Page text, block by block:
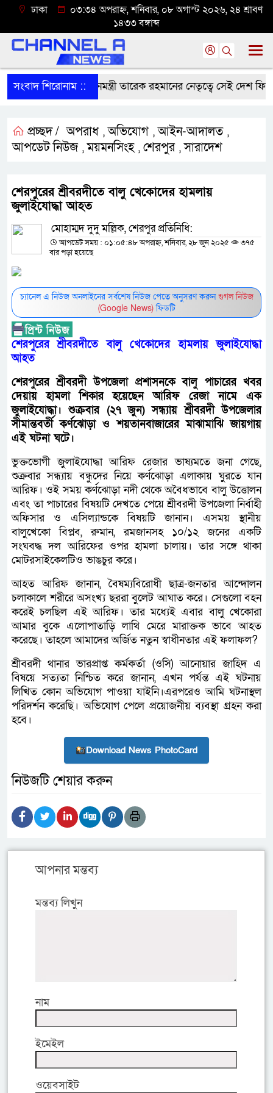
ঢাকা
০৩:৩৪ অপরাহ্ন, শনিবার, ০৮ অগাস্ট ২০২৬, ২৪ শ্রাবণ
১৪৩৩ বঙ্গাব্দ
সংবাদ শিরোনাম ::
নিখোঁজ প্রধানমন্ত্রী তারেক রহমানের নেতৃত্বে সেই দেশ ফিরে
প্রচ্ছদ / অপরাধ ,অভিযোগ ,আইন-আদালত ,
আপডেট নিউজ ,ময়মনসিংহ , শেরপুর ,সারাদেশ
শেরপুরের শ্রীবরদীতে বালু খেকোদের হামলায়
জুলাইযোদ্ধা আহত
মোহাম্মদ দুদু মল্লিক, শেরপুর প্রতিনিধি:
আপডেট সময় : ০১:০৫:৪৮ অপরাহ্ন, শনিবার, ২৮ জুন ২০২৫
৩৭৫
বার পড়া হয়েছে
চ্যানেল এ নিউজ অনলাইনের সর্বশেষ নিউজ পেতে অনুসরণ করুনগুগল নিউজ
(Google News)ফিডটি
শেরপুরের শ্রীবরদীতে বালু খেকোদের হামলায় জুলাইযোদ্ধা
আহত
শেরপুরের শ্রীবরদী উপজেলা প্রশাসনকে বালু পাচারের খবর
দেয়ায় হামলা শিকার হয়েছেন আরিফ রেজা নামে এক
জুলাইযোদ্ধা। শুক্রবার (২৭ জুন) সন্ধ্যায় শ্রীবরদী উপজেলার
সীমান্তবর্তী কর্ণঝোড়া ও শয়তানবাজারের মাঝামাঝি জায়গায়
এই ঘটনা ঘটে।
ভুক্তভোগী জুলাইযোদ্ধা আরিফ রেজার ভাষ্যমতে জনা গেছে,
শুক্রবার সন্ধ্যায় বন্ধুদের নিয়ে কর্ণঝোড়া এলাকায় ঘুরতে যান
আরিফ। ওই সময় কর্ণঝোড়া নদী থেকে অবৈধভাবে বালু উত্তোলন
এবং তা পাচারের বিষয়টি দেখতে পেয়ে শ্রীবরদী উপজেলা নির্বাহী
অফিসার ও এসিল্যান্ডকে বিষয়টি জানান। এসময় স্থানীয়
বালুখেকো বিপ্লব, রুমান, রমজানসহ ১০/১২ জনের একটি
সংঘবদ্ধ দল আরিফের ওপর হামলা চালায়। তার সঙ্গে থাকা
মোটরসাইকেলটিও ভাঙচুর করে।
আহত আরিফ জানান, বৈষম্যবিরোধী ছাত্র-জনতার আন্দোলন
চলাকালে শরীরে অসংখ্য ছররা বুলেট আঘাত করে। সেগুলো বহন
করেই চলছিল এই আরিফ। তার মধ্যেই এবার বালু খেকোরা
আমার বুকে এলোপাতাড়ি লাথি মেরে মারাক্তক ভাবে আহত
করেছে। তাহলে আমাদের অর্জিত নতুন স্বাধীনতার এই ফলাফল?
শ্রীবরদী থানার ভারপ্রাপ্ত কর্মকর্তা (ওসি) আনোয়ার জাহিদ এ
বিষয়ে সত্যতা নিশ্চিত করে জানান, এখন পর্যন্ত এই ঘটনায়
লিখিত কোন অভিযোগ পাওয়া যাইনি।এরপরেও আমি ঘটনাস্থল
পরিদর্শন করেছি। অভিযোগ পেলে প্রয়োজনীয় ব্যবস্থা গ্রহন করা
হবে।
Download News PhotoCard
নিউজটি শেয়ার করুন
আপনার মন্তব্য
মন্তব্য লিখুন
নাম
ইমেইল
ওয়েবসাইট